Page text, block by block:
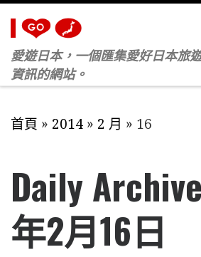
Skip to content
愛遊日本，一個匯集愛好日本旅
資訊的網站。
首頁 » 2014 » 2 月 » 16
Daily
年2月16日